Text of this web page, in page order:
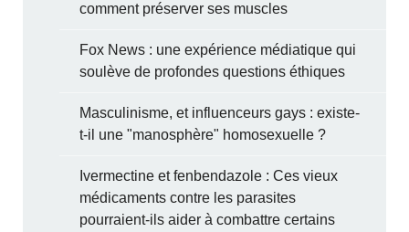
comment préserver ses muscles
Fox News : une expérience médiatique qui
soulève de profondes questions éthiques
Masculinisme, et influenceurs gays : existe-
t-il une "manosphère" homosexuelle ?
Ivermectine et fenbendazole : Ces vieux
médicaments contre les parasites
pourraient-ils aider à combattre certains